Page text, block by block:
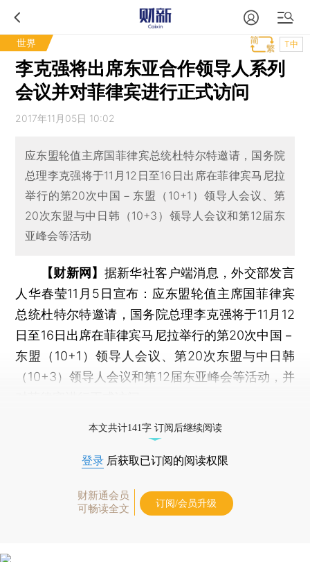
世界 T中
李克强将出席东亚合作领导人系列
会议并对菲律宾进行正式访问
2017年11月05日 10:02
应东盟轮值主席国菲律宾总统杜特尔特邀请，国务院
总理李克强将于11月12日至16日出席在菲律宾马尼拉
举行的第20次中国－东盟（10+1）领导人会议、第
20次东盟与中日韩（10+3）领导人会议和第12届东
亚峰会等活动
【财新网】 据新华社客户端消息，外交部发言
人华春莹11月5日宣布：应东盟轮值主席国菲律宾
总统杜特尔特邀请，国务院总理李克强将于11月12
日至16日出席在菲律宾马尼拉举行的第20次中国－
东盟（10+1）领导人会议、第20次东盟与中日韩
（10+3）领导人会议和第12届东亚峰会等活动，并
本文共计141字 订阅后继续阅读
登录 后获取已订阅的阅读权限
财新通会员
可畅读全文
订阅/会员升级